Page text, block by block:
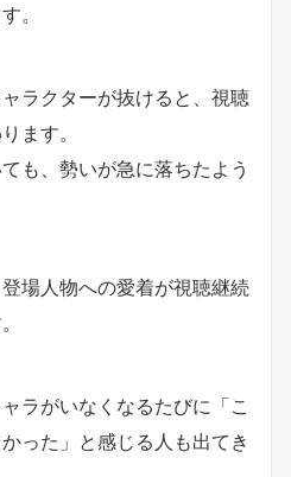
。
ラクターが抜けると、視聴
ます。
も、勢いが急に落ちたよう
場人物への愛着が視聴継続
ラがいなくなるたびに「こ
った」と感じる人も出てき